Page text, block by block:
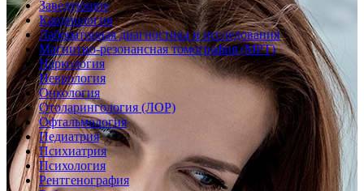
Заведующие
Кардиология
Лабораторная диагностика и исследования
Магнитно-резонансная томография (МРТ)
Наркология
Неврология
Онкология
Отоларингология (ЛОР)
Офтальмология
Педиатрия
Психиатрия
Психология
Рентгенография